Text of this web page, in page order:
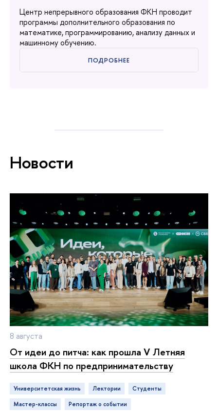
Центр непрерывного образования ФКН проводит
программы дополнительного образования по
математике, программированию, анализу данных и
машинному обучению.
ПОДРОБНЕЕ
Новости
8 августа
От идеи до питча: как прошла V Летняя
школа ФКН по предпринимательству
Университетская жизнь лектории
студенты
мастер-классы
репортаж о событии